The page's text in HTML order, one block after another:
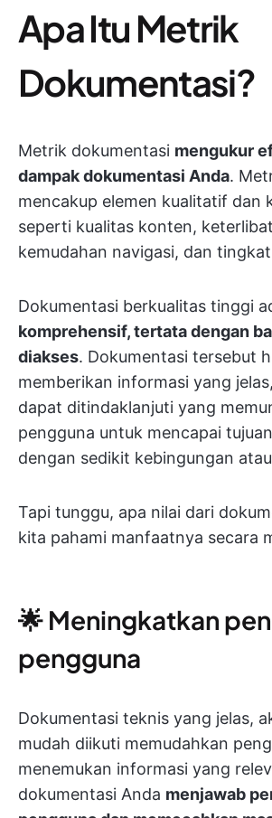
Apa Itu Metrik
Dokumentasi?
Metrik dokumentasi mengukur
dampak dokumentasi Anda.
mencakup elemen kualitatif dan
seperti kualitas konten,
kemudahan navigasi, dan
Dokumentasi berkualitas tinggi
komprehensif, tertata dengan
diakses. Dokumentasi tersebut
memberikan informasi yang
dapat ditindaklanjuti yang
pengguna untuk mencapai
dengan sedikit kebingungan
Tapi tunggu, apa nilai dari
kita pahami manfaatnya secara
🌟 Meningkatkan
pengguna
Dokumentasi teknis yang jelas,
mudah diikuti memudahkan
menemukan informasi yang
dokumentasi Anda menjawab